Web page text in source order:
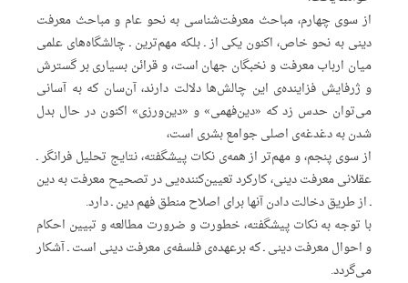
از سوی چهارم، مباحث معرفت‌شناسی به نحو عام و مباحث معرفت
دینی به نحو خاص، اکنون یکی از ـ بلکه مهم‌ترین ـ چالشگاه‌های علمی
میان ارباب معرفت و نخبگان جهان است، و قرائن بسیاری بر گسترش
و ژرفایش فزاینده‌ی این چالش‌ها دلالت دارند، آن‌سان که به آسانی
می‌توان حدس زد که «دین‌فهمی» و «دین‌ورزی» اکنون در حال بدل
شدن به دغدغه‌ی اصلی جوامع بشری است،
از سوی پنجم، و مهم‌تر از همه‌ی نکات پیشگفته، نتایج تحلیل فرانگر ـ
عقلانی معرفت دینی، کارکرد تعیین‌کننده‌یی در تصحیح معرفت به دین
ـ از طریق دخالت دادن آنها برای اصلاح منطق فهم دین ـ دارد.
با توجه به نکات پیشگفته، خطورت و ضرورت مطالعه و تبیین احکام
و احوال معرفت دینی ـ که برعهده‌ی فلسفه‌ی معرفت دینی است ـ آشکار
می‌گردد.